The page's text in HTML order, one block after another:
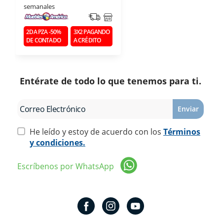
semanales
2DA PZA -50%
DE CONTADO
3X2 PAGANDO
A CRÉDITO
Entérate de todo lo que tenemos para ti.
Enviar
He leído y estoy de acuerdo con los Términos
y condiciones.
Escríbenos por WhatsApp